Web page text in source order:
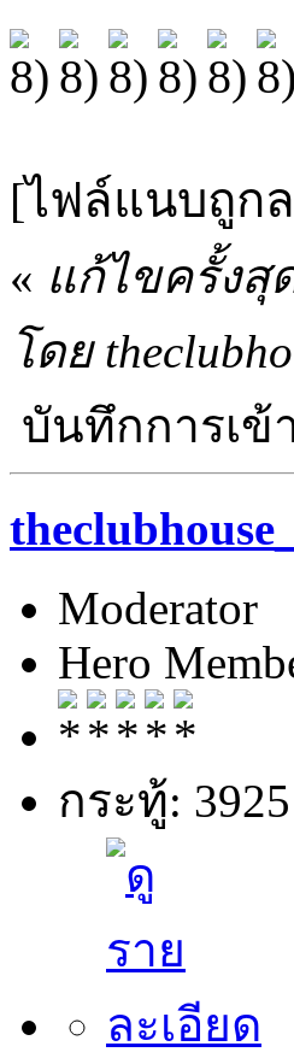
[ไฟล์แนบถูก
« แก้ไขครั้งสุ
โดย
บันทึกการเข้
Moderator
Hero
กระทู้: 3925